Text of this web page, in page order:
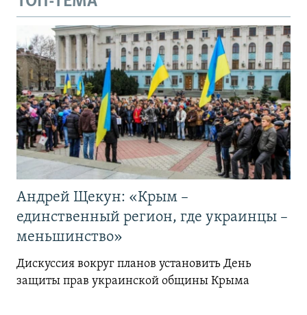
Андрей Щекун: «Крым –
единственный регион, где украинцы –
меньшинство»
Дискуссия вокруг планов установить День
защиты прав украинской общины Крыма